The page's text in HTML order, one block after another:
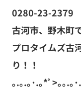
0280-23-2379
古河市、野木町
プロタイムズ古
り！！
｡.｡.｡･.｡*ﾟ>｡｡.｡